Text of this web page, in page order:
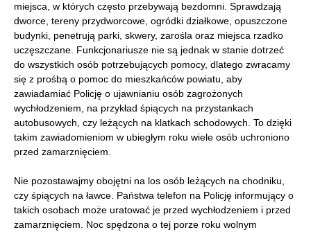
miejsca, w których często przebywają bezdomni. Sprawdzają
dworce, tereny przydworcowe, ogródki działkowe, opuszczone
budynki, penetrują parki, skwery, zarośla oraz miejsca rzadko
uczęszczane. Funkcjonariusze nie są jednak w stanie dotrzeć
do wszystkich osób potrzebujących pomocy, dlatego zwracamy
się z prośbą o pomoc do mieszkańców powiatu, aby
zawiadamiać Policję o ujawnianiu osób zagrożonych
wychłodzeniem, na przykład śpiących na przystankach
autobusowych, czy leżących na klatkach schodowych. To dzięki
takim zawiadomieniom w ubiegłym roku wiele osób uchroniono
przed zamarznięciem.
Nie pozostawajmy obojętni na los osób leżących na chodniku,
czy śpiących na ławce. Państwa telefon na Policję informujący o
takich osobach może uratować je przed wychłodzeniem i przed
zamarznięciem. Noc spędzona o tej porze roku wolnym